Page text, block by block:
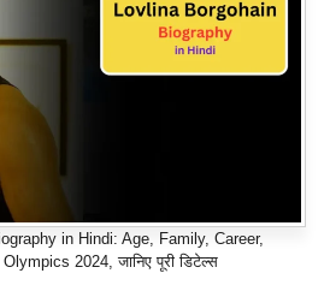
in Hindi: Age, Family, Career,
2024, जानिए पूरी डिटेल्स